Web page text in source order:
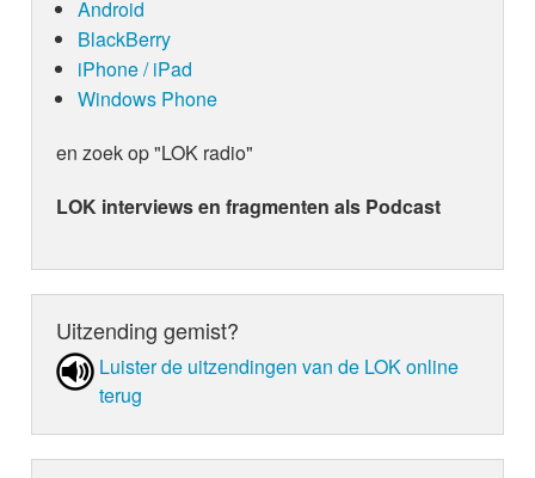
Android
BlackBerry
iPhone / iPad
Windows Phone
en zoek op "LOK radio"
LOK interviews en fragmenten als Podcast
Uitzending gemist?
Luister de uit­zen­din­gen van de LOK online
terug